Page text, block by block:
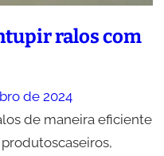
ralos com
de 2024
de maneira eficiente